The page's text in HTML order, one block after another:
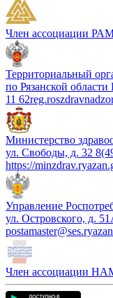
Член ассоциации
Территориальный
по Рязанской
11
Министерство
ул. Свободы, д. 32
https://
Управление
ул. Островского, д.
Член ассоциации